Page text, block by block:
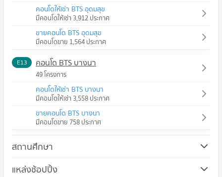
คอนโดให้เช่า BTS อุดมสุข
มีคอนโดให้เช่า 3,912 ประกาศ
ขายคอนโด BTS อุดมสุข
มีคอนโดขาย 1,564 ประกาศ
E13 คอนโด BTS บางนา
49 โครงการ
คอนโดให้เช่า BTS บางนา
มีคอนโดให้เช่า 3,558 ประกาศ
ขายคอนโด BTS บางนา
มีคอนโดขาย 758 ประกาศ
สถานศึกษา
คอนโด วิทยาลัยพณิชยการบางนา
แหล่งช้อปปิ้ง